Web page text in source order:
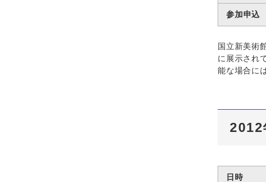
参加申込
国立新美術
に展示され
能な場合に
2012
日時